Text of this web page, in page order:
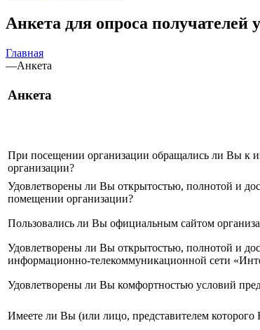
Анкета для опроса получателей
Главная
—Анкета
Анкета
При посещении организации обращались ли Вы к
организации?
Удовлетворены ли Вы открытостью, полнотой и
помещении организации?
Пользовались ли Вы официальным сайтом
Удовлетворены ли Вы открытостью, полнотой и
информационно-телекоммуникационной сети
Удовлетворены ли Вы комфортностью условий
Имеете ли Вы (или лицо, представителем